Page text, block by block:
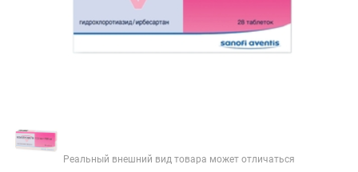
Реальный внешний вид товара может отличаться